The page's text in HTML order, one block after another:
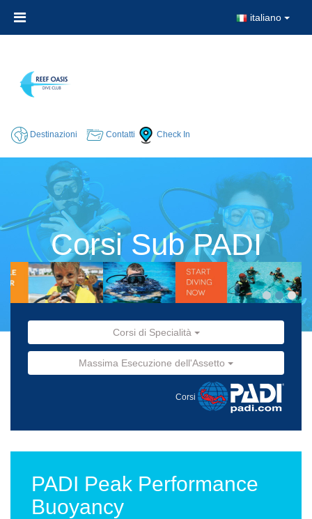
italiano
Destinazioni Contatti Check In
Corsi Sub PADI
Corsi di Specialità
Massima Esecuzione dell'Assetto
Corsi
PADI Peak Performance
Buoyancy